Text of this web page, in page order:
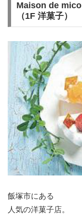
Maison de mico
（1F 洋菓子）
飯塚市にある
人気の洋菓子店。